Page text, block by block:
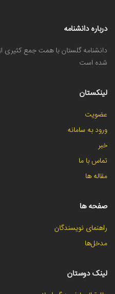
درباره دانشنامه
دانشنامه گلستان با همت جمع کثیری
شده است
لینکستان
عضویت
ورود به سامانه
خبر
تماس با ما
مقاله ها
صفحه ها
راهنمای نویسندگان
مدخل‌ها
لینک دوستان